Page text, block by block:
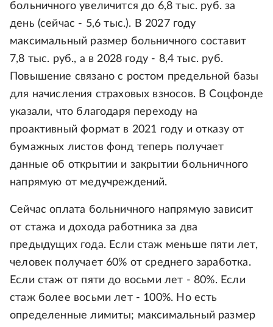
больничного увеличится до 6,8 тыс. руб. за
день (сейчас - 5,6 тыс.). В 2027 году
максимальный размер больничного составит
7,8 тыс. руб., а в 2028 году - 8,4 тыс. руб.
Повышение связано с ростом предельной базы
для начисления страховых взносов. В Соцфонде
указали, что благодаря переходу на
проактивный формат в 2021 году и отказу от
бумажных листов фонд теперь получает
данные об открытии и закрытии больничного
напрямую от медучреждений.
Сейчас оплата больничного напрямую зависит
от стажа и дохода работника за два
предыдущих года. Если стаж меньше пяти лет,
человек получает 60% от среднего заработка.
Если стаж от пяти до восьми лет - 80%. Если
стаж более восьми лет - 100%. Но есть
определенные лимиты; максимальный размер